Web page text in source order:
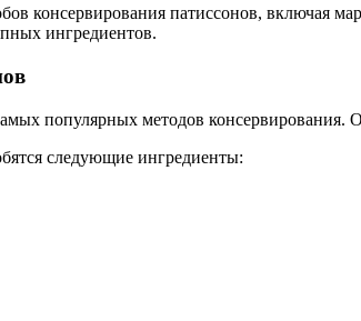
консервирования патиссонов, включая
ингредиентов.
популярных методов консервирования.
следующие ингредиенты: